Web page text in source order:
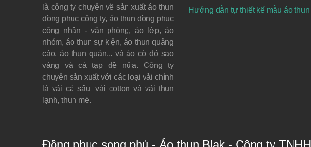
là công ty chuyên về sản xuất áo thun
đồng phục công ty, áo thun đồng phục
công nhân - văn phòng, áo lớp, áo
nhóm, áo thun sự kiện, áo thun quảng
cáo, áo thun quán... và áo cờ đỏ sao
vàng và cả tạp dề nữa. Công ty
chuyên sản xuất với các loại vải chính
là vải cá sấu, vải cotton và vải thun
lạnh, thun mè.
Hướng dẫn tự thiết kế mẫu áo thun
Đồng phục song phú - Áo thun Blak - Công ty TNHH